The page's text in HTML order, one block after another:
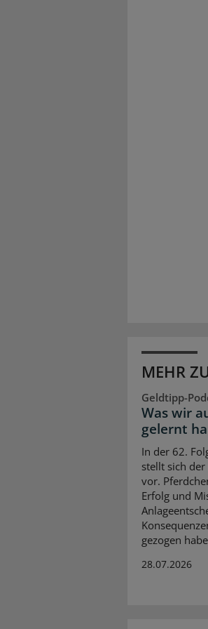
MEHR
Geldtipp-
Was wir
gelernt
In der 62.
stellt sich der
vor.
Erfolg und
gezogen
28.07.2026